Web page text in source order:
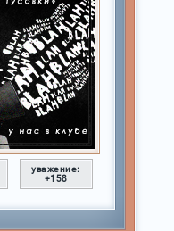
уважение:
+158